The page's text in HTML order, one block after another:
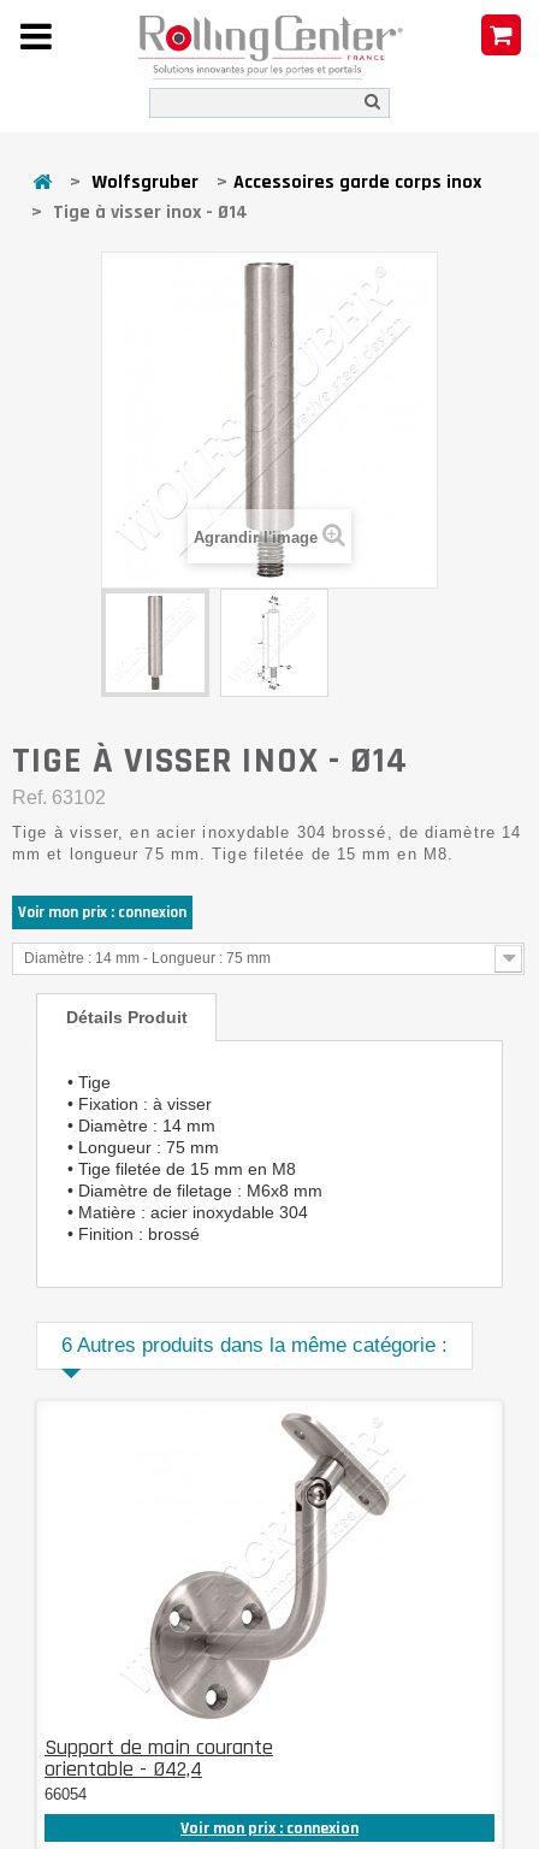
> Wolfsgruber > Accessoires garde corps inox
> Tige à visser inox - Ø14
Agrandir l'image
TIGE À VISSER INOX - Ø14
Ref. 63102
Tige à visser, en acier inoxydable 304 brossé, de diamètre 14
mm et longueur 75 mm. Tige filetée de 15 mm en M8.
Voir mon prix : connexion
Diamètre : 14 mm - Longueur : 75 mm
Détails Produit
• Tige
• Fixation : à visser
• Diamètre : 14 mm
• Longueur : 75 mm
• Tige filetée de 15 mm en M8
• Diamètre de filetage : M6x8 mm
• Matière : acier inoxydable 304
• Finition : brossé
6 Autres produits dans la même catégorie :
Support de main courante
orientable - Ø42,4
66054
Voir mon prix : connexion